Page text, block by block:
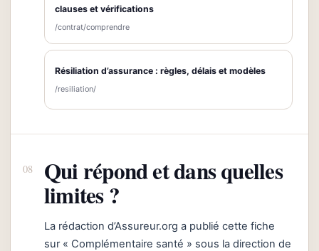
clauses et vérifications
/contrat/comprendre
Résiliation d’assurance : règles, délais et modèles
/resiliation/
Qui répond et dans quelles
limites ?
La rédaction d’Assureur.org a publié cette fiche
sur « Complémentaire santé » sous la direction de